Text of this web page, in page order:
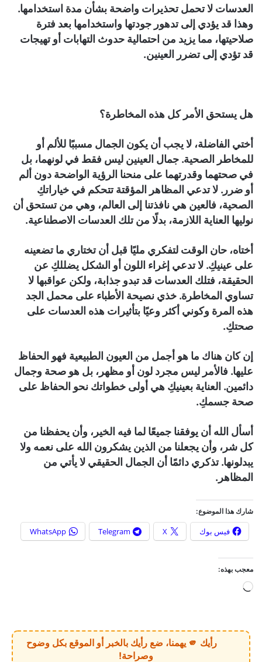
العدسات لا تحمل تحذيرات واضحة بشأن مدة استخدامها.
وهذا قد يؤدي إلى تدهور جودتها واستخدامها بعد فترة
صلاحيتها، مما يزيد من احتمالية حدوث التهابات أو تهيجات
قد تؤدي إلى تضرر العينين.
هل يستحق الأمر كل هذه المخاطرة؟
أختي الفاضلة، لا يجب أن يكون الجمال مسببًا للألم أو
للمخاطر الصحية. جمال العينين ليس فقط في لونهما، بل
في صحتهما وقدرتهما على منحنا الرؤية الواضحة دون ألم
أو ضرر. لا تدعي المظاهر المؤقتة تتحكم في خياراتكِ
الصحية، فالعين هي نافذتنا إلى العالم، وهي من تستحق أن
نوليها العناية اللازمة، بدلًا من تلك العدسات الاصطناعية.
أختاه، حان الوقت لتفكري مليًا قبل أن تختاري ما تضعينه
على عينيكِ. لا تدعي إغراء اللون أو الشكل يضللكِ عن
الحقيقة، فتلك العدسات قد تبدو جذابة، ولكن عواقبها لا
تساوي المخاطرة. خذي نصيحة الأطباء على محمل الجد
هذه المرة وكوني أكثر وعيًا بتأثيرات هذه العدسات على
صحتكِ.
إن كان هناك ما هو أجمل من العيون الطبيعية فهو الحفاظ
عليها. فالأمر ليس مجرد لون أو مظهر، بل هو صحة وجمال
دائمين. العناية بعينيكِ هي أولى خطواتك نحو الحفاظ على
صحة جسمكِ.
أسأل الله أن يوفقنا جميعًا لما فيه الخير، وأن يحفظنا من
كل شر، وأن يجعلنا من الذين يشكرون الله على نعمه ولا
يبدلونها. تذكري دائمًا أن الجمال الحقيقي لا يأتي من
المظاهر.
شارك هذا الموضوع:
فيس بوك X
Telegram
WhatsApp
معجب بهذه:
ي
رأيك 🫵 يهمنا، ضع رأيك بالخبر أو الموقع بكل وضوح
وصراحة!